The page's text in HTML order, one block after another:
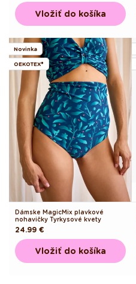
Vložiť do košíka
Novinka
OEKOTEX®
Dámske MagicMix plavkové
nohavičky Tyrkysové kvety
Pôvodná
cena
24.99 €
Vložiť do košíka